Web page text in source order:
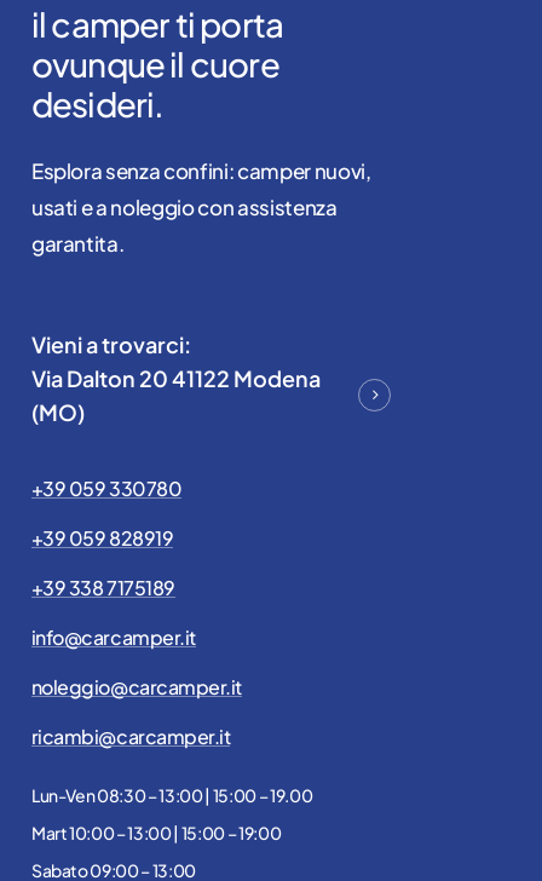
ilcamperti porta
ovunqueil cuore
desideri.
Esplora senza confini: camper nuovi,
usati e a noleggio con assistenza
garantita.
Vieni a trovarci:
Via Dalton 20 41122 Modena
(MO)
+39 059 330780
+39 059 828919
+39 338 7175189
info@carcamper.it
noleggio@carcamper.it
ricambi@carcamper.it
Lun-Ven 08:30 – 13:00 | 15:00 – 19.00
Mart 10:00 – 13:00 | 15:00 – 19:00
Sabato 09:00 – 13:00